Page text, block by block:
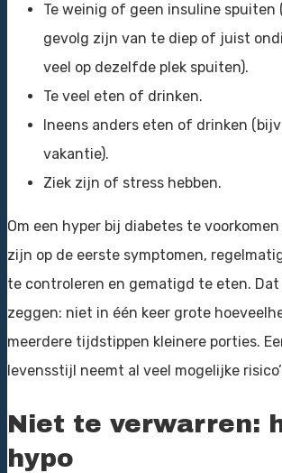
Te weinig of geen insuline spuiten
gevolg zijn van te diep of juist
veel op dezelfde plek spuiten).
Te veel eten of drinken.
Ineens anders eten of drinken
vakantie).
Ziek zijn of stress hebben.
Om een hyper bij diabetes te
zijn op de eerste symptomen,
te controleren en gematigd te eten. Dat
zeggen: niet in één keer grote
meerdere tijdstippen kleinere porties.
levensstijl neemt al veel mogelijke
Niet te verwarren:
hypo